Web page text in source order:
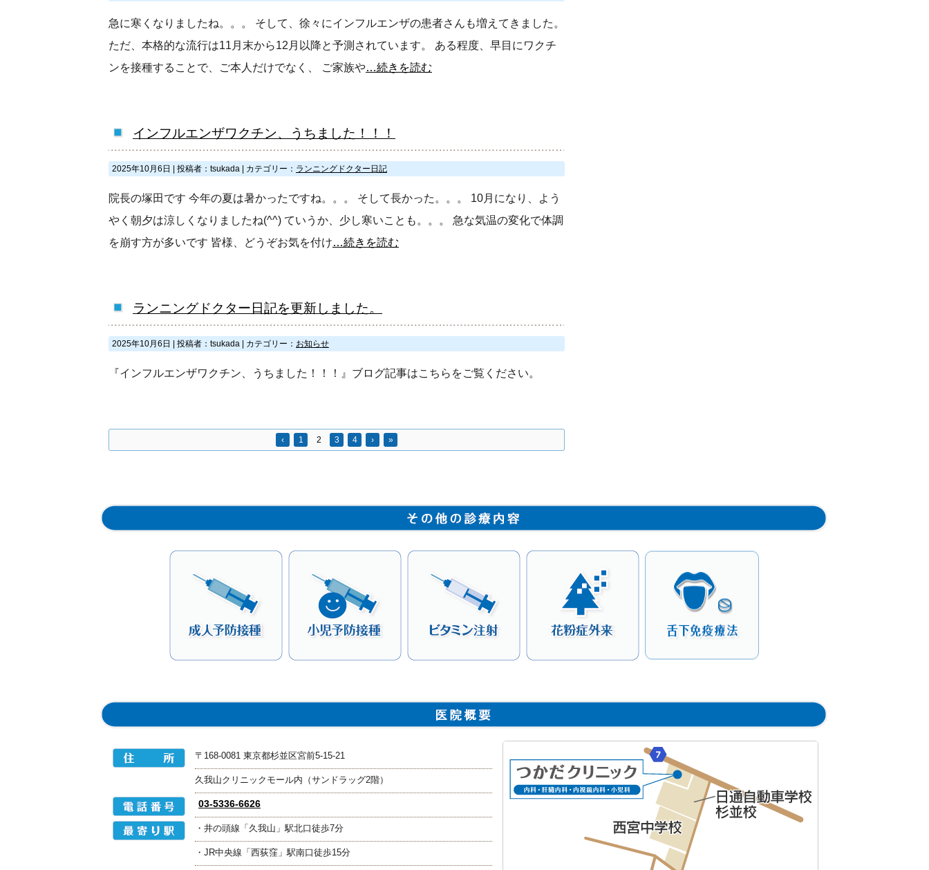
急に寒くなりましたね。。。 そして、徐々にインフルエンザの患者さんも増えてきました。
ただ、本格的な流行は11月末から12月以降と予測されています。 ある程度、早目にワクチ
ンを接種することで、ご本人だけでなく、 ご家族や…続きを読む
インフルエンザワクチン、うちました！！！
2025年10月6日 投稿者：tsukada カテゴリー： ランニングドクター日記
院長の塚田です 今年の夏は暑かったですね。。。 そして長かった。。。 10月になり、よう
やく朝夕は涼しくなりましたね(^^) ていうか、少し寒いことも。。。 急な気温の変化で体調
を崩す方が多いです 皆様、どうぞお気を付け…続きを読む
ランニングドクター日記を更新しました。
2025年10月6日 投稿者：tsukada カテゴリー： お知らせ
『インフルエンザワクチン、うちました！！！』ブログ記事はこちらをご覧ください。
‹ 1 2 3 4 › »
〒168-0081 東京都杉並区宮前5-15-21
久我山クリニックモール内（サンドラッグ2階）
03-5336-6626
・井の頭線「久我山」駅北口徒歩7分
・JR中央線「西荻窪」駅南口徒歩15分